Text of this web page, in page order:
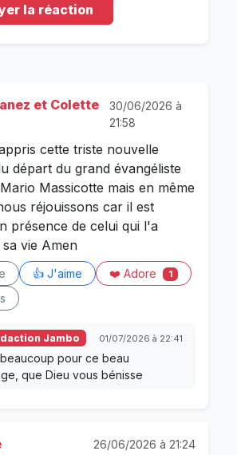
la réaction
et Colette
30/06/2026 à
21:58
cette triste nouvelle
départ du grand évangéliste
Massicotte mais en même
réjouissons car il est
présence de celui qui l'a
vie Amen
👍 J'aime ❤️ Adore 1
Jambo 01/07/2026 à 22:41
pour ce beau
que Dieu vous bénisse
26/06/2026 à 21:24